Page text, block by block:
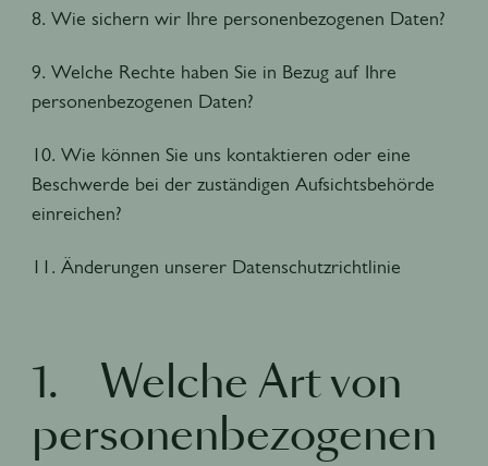
8. Wie sichern wir Ihre personenbezogenen Daten?
9. Welche Rechte haben Sie in Bezug auf Ihre
personenbezogenen Daten?
10. Wie können Sie uns kontaktieren oder eine
Beschwerde bei der zuständigen Aufsichtsbehörde
einreichen?
11. Änderungen unserer Datenschutzrichtlinie
1. Welche Art von
personenbezogenen